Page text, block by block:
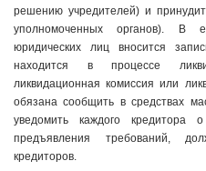
решению учредителей) и
уполномоченных органов). В
юридических лиц вносится
находится в процессе
ликвидационная комиссия или
обязана сообщить в средствах
уведомить каждого кредитора
предъявления требований,
кредиторов.